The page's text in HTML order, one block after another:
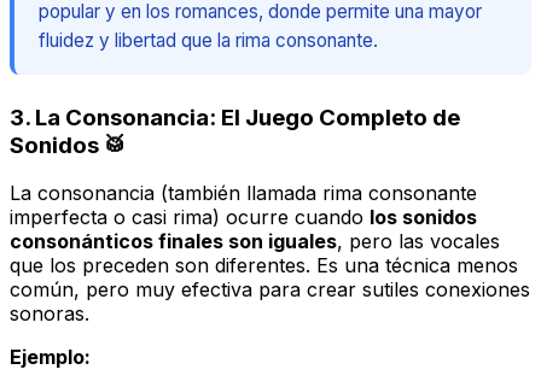
popular y en los romances, donde permite una mayor
fluidez y libertad que la rima consonante.
3. La Consonancia: El Juego Completo de
Sonidos 🥁
La consonancia (también llamada rima consonante
imperfecta o casi rima) ocurre cuando los sonidos
consonánticos finales son iguales, pero las vocales
que los preceden son diferentes. Es una técnica menos
común, pero muy efectiva para crear sutiles conexiones
sonoras.
Ejemplo: